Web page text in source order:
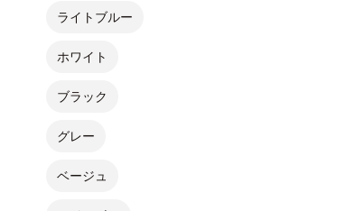
ライトブルー
ホワイト
ブラック
グレー
ベージュ